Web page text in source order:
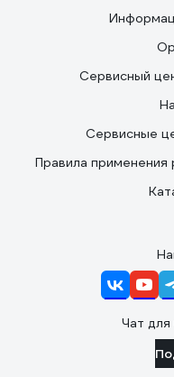
Сервисный
Сервисные
Правила применения
Чат для